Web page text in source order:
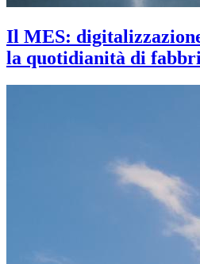
Il MES:
la quotidianità di